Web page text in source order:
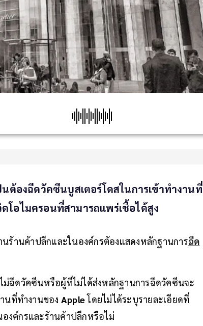
ต้องฉีดวัคซีนบูสเตอร์โดสในการเข้าทำงานที่
โอไมครอนที่สามารถแพร่เชื้อได้สูง
ร้านค้าปลีกและในองค์กรต้องแสดงหลักฐานการฉีด
ฉีดวัคซีนหรือผู้ที่ไม่ได้ส่งหลักฐานการฉีดวัคซีนจะ
นที่ทำงานของ Appleโดยไม่ได้ระบุรายละเอียดที่
งค์กรและร้านค้าปลีกหรือไม่